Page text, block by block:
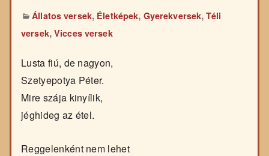
Állatos versek, Életképek, Gyerekversek,Téli
versek,Vicces versek
Lusta fiú, de nagyon,
Szetyepotya Péter.
Mire szája kinyílik,
jéghideg az étel.
Reggelenként nem lehet